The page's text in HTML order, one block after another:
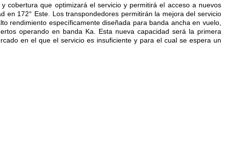
cobertura que optimizará el servicio y permitirá el acceso a nuevos
en 172° Este. Los transpondedores permitirán la mejora del servicio
rendimiento específicamente diseñada para banda ancha en vuelo,
operando en banda Ka. Esta nueva capacidad será la primera
en el que el servicio es insuficiente y para el cual se espera un